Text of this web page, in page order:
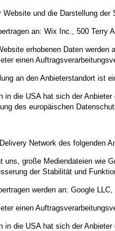
Website und die Darstellung
an: Wix Inc., 500
erhobenen Daten werden
einen
an den Anbieterstandort ist
in die USA hat sich der
des europäischen
Network des folgenden
uns, große Mediendateien wie
der Stabilität und
werden an: Google LLC,
einen
in die USA hat sich der